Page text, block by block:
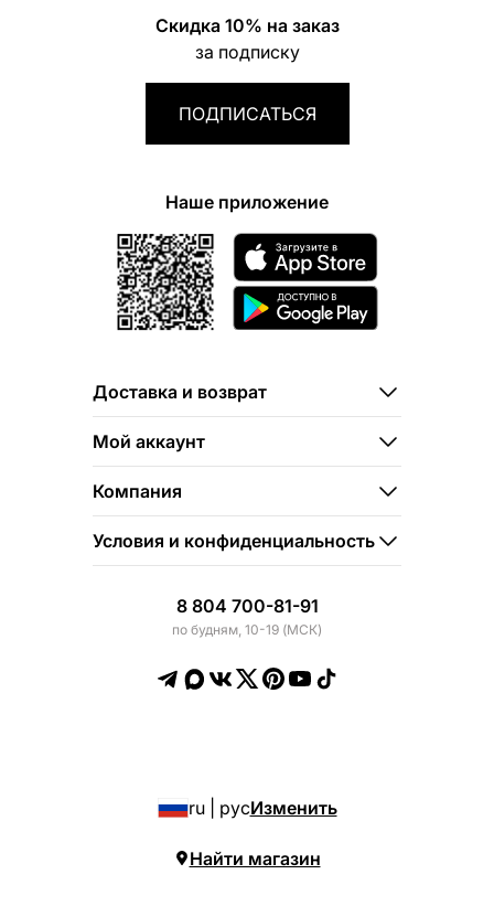
Скидка 10% на заказ
за подписку
ПОДПИСАТЬСЯ
Наше приложение
Доставка и возврат
Мой аккаунт
Компания
Условия и конфиденциальность
8 804 700-81-91
по будням, 10-19 (МСК)
ru | русИзменить
Найти магазин